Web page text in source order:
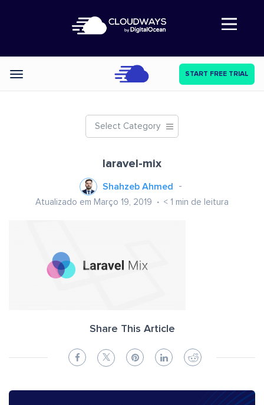
Abre a navegação
Categories START FREE TRIAL
Select Category
laravel-mix
Shahzeb Ahmed
Atualizado em Março 19, 2019 < 1 min de leitura
Share This Article